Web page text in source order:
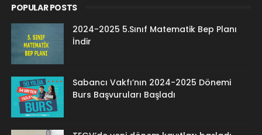
POPULAR POSTS
2024-2025 5.Sınıf Matematik Bep Planı
İndir
Sabancı Vakfı’nın 2024-2025 Dönemi
Burs Başvuruları Başladı